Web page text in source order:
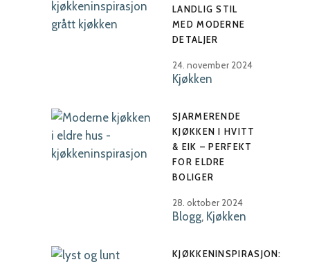
LANDLIG STIL
MED MODERNE
DETALJER
24. november 2024
Kjøkken
SJARMERENDE
KJØKKEN I HVITT
& EIK – PERFEKT
FOR ELDRE
BOLIGER
28. oktober 2024
Blogg, Kjøkken
KJØKKENINSPIRASJON: